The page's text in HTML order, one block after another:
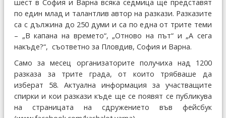
шест в София и Варна всяка седмица ще представят
по един млад и талантлив автор на разкази. Разказите
са с дължина до 250 думи и са по една от трите теми
– „В капана на времето“, „Отново на път“ и „А сега
накъде?“, съответно за Пловдив, София и Варна.
Само за месец организаторите получиха над 1200
разказа за трите града, от които трябваше да
изберат 58. Актуална информация за участващите
спирки и кои разкази къде ще се появят се публикува
на страницата на сдружението във фейсбук